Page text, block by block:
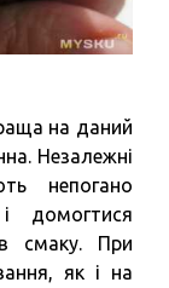
на даний
Незалежні
непогано
домогтися
смаку. При
як і на